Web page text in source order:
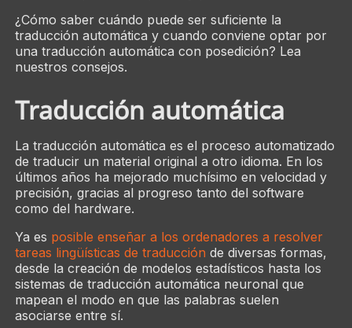
¿Cómo saber cuándo puede ser suficiente la
traducción automática y cuando conviene optar por
una traducción automática con posedición? Lea
nuestros consejos.
Traducción automática
La traducción automática es el proceso automatizado
de traducir un material original a otro idioma. En los
últimos años ha mejorado muchísimo en velocidad y
precisión, gracias al progreso tanto del software
como del hardware.
Ya es posible enseñar a los ordenadores a resolver
tareas lingüísticas de traducción de diversas formas,
desde la creación de modelos estadísticos hasta los
sistemas de traducción automática neuronal que
mapean el modo en que las palabras suelen
asociarse entre sí.